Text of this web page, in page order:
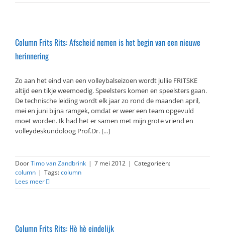
Column Frits Rits: Afscheid nemen is het begin van een nieuwe
herinnering
Zo aan het eind van een volleybalseizoen wordt jullie FRITSKE
altijd een tikje weemoedig. Speelsters komen en speelsters gaan.
De technische leiding wordt elk jaar zo rond de maanden april,
mei en juni bijna ramgek, omdat er weer een team opgevuld
moet worden. Ik had het er samen met mijn grote vriend en
volleydeskundoloog Prof.Dr. [...]
DoorTimo van Zandbrink | 7 mei 2012 | Categorieën:
column | Tags:column
Lees meer
Column Frits Rits: Hè hè eindelijk